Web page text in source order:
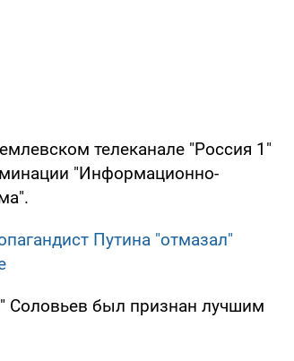
телеканале "Россия 1"
"Информационно-
Путина "отмазал"
Соловьев был признан лучшим